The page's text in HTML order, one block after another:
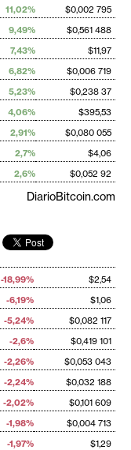
11,02%
$0,002 795
9,49%
$0,561 488
7,43%
$11,97
6,82%
$0,006 719
5,23%
$0,238 37
4,06%
$395,53
2,91%
$0,080 055
2,7%
$4,06
2,6% $0,052 92
DiarioBitcoin.com
-18,99%
$2,54
-6,19%
$1,06
-5,24%
$0,082 117
-2,6%
$0,419 101
-2,26%
$0,053 043
-2,24%
$0,032 188
-2,02%
$0,101 609
-1,98%
$0,004 713
-1,97%
$1,29